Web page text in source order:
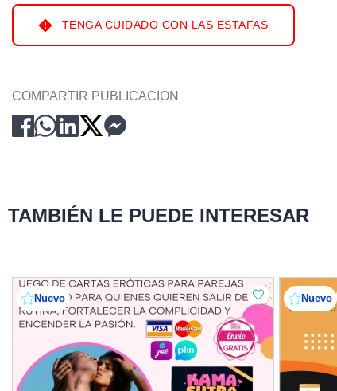
TENGA CUIDADO CON LAS ESTAFAS
COMPARTIR PUBLICACION
TAMBIÉN LE PUEDE INTERESAR
Nuevo Nuevo